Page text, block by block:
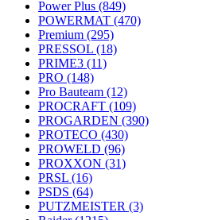
Power Plus (849)
POWERMAT (470)
Premium (295)
PRESSOL (18)
PRIME3 (11)
PRO (148)
Pro Bauteam (12)
PROCRAFT (109)
PROGARDEN (390)
PROTECO (430)
PROWELD (96)
PROXXON (31)
PRSL (16)
PSDS (64)
PUTZMEISTER (3)